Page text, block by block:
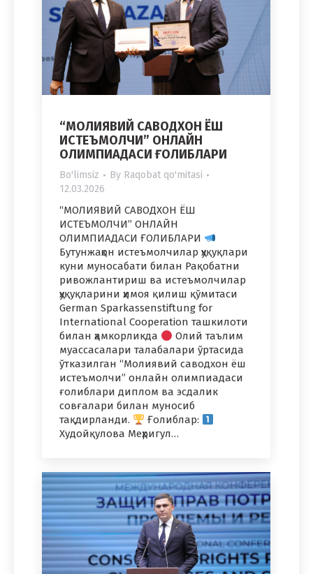
“МОЛИЯВИЙ САВОДХОН ЁШ
ИСТЕЪМОЛЧИ” ОНЛАЙН
ОЛИМПИАДАСИ ҒОЛИБЛАРИ
Bo'limsiz By Raqobat qo'mitasi
12.03.2026
“МОЛИЯВИЙ САВОДХОН ЁШ
ИСТЕЪМОЛЧИ” ОНЛАЙН
ОЛИМПИАДАСИ ҒОЛИБЛАРИ
Бутунжаҳон истеъмолчилар ҳуқуқлари
куни муносабати билан Рақобатни
ривожлантириш ва истеъмолчилар
ҳуқуқларини ҳимоя қилиш қўмитаси
German Sparkassenstiftung for
International Cooperation ташкилоти
билан ҳамкорликда
Oлий таълим
муассасалари талабалари ўртасида
ўтказилган “Молиявий саводхон ёш
истеъмолчи” онлайн олимпиадаси
ғолиблари диплом ва эсдалик
совғалари билан муносиб
тақдирланди.
Ғолиблар:
Худойқулова Меҳригул…